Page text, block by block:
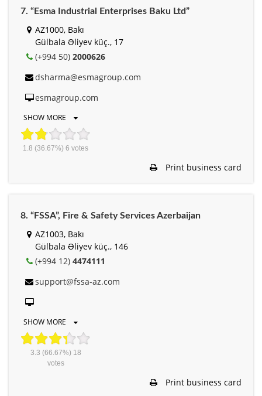
7. “Esma Industrial Enterprises Baku Ltd”
AZ1000, Bakı
Gülbala Əliyev küç., 17
(+994 50) 2000626
dsharma@esmagroup.com
esmagroup.com
SHOW MORE
1.8 (36.67%) 6 votes
Print business card
8. “FSSA”, Fire & Safety Services Azerbaijan
AZ1003, Bakı
Gülbala Əliyev küç., 146
(+994 12) 4474111
support@fssa-az.com
SHOW MORE
3.3 (66.67%) 18
votes
Print business card